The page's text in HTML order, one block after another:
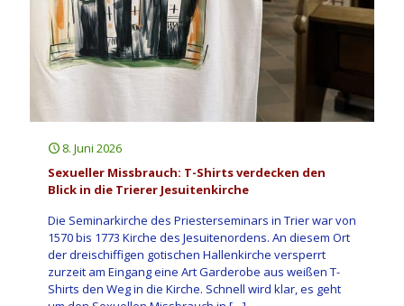
8. Juni 2026
Sexueller Missbrauch: T-Shirts verdecken den
Blick in die Trierer Jesuitenkirche
Die Seminarkirche des Priesterseminars in Trier war von
1570 bis 1773 Kirche des Jesuitenordens. An diesem Ort
der dreischiffigen gotischen Hallenkirche versperrt
zurzeit am Eingang eine Art Garderobe aus weißen T-
Shirts den Weg in die Kirche. Schnell wird klar, es geht